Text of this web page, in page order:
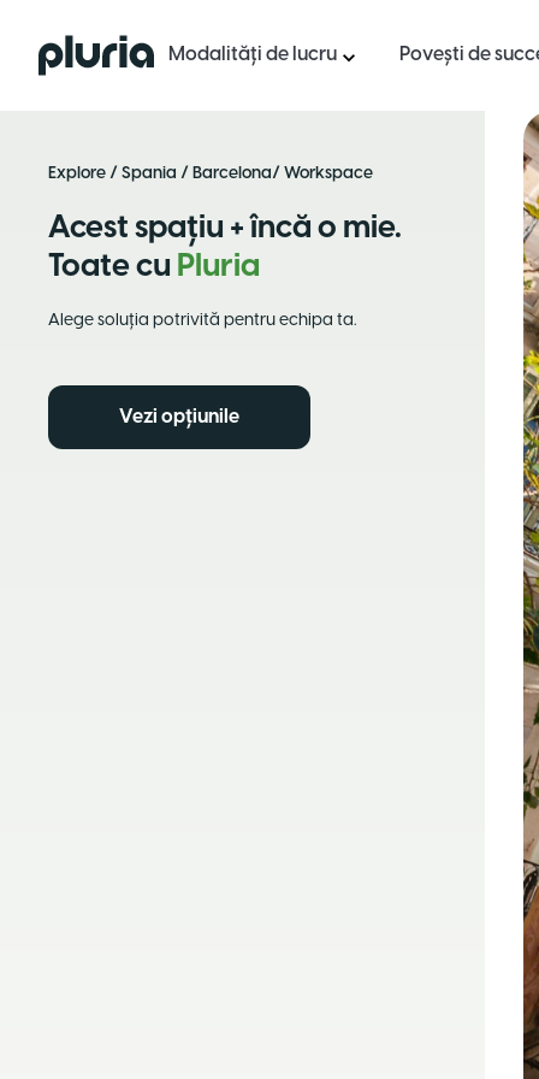
Logo Pluria Modalități de lucru Povești de
Explore / Spania / Barcelona/ Workspace
Acest spațiu + încă o mie.
Toate cu Pluria
Alege soluția potrivită pentru echipa ta.
Vezi opțiunile